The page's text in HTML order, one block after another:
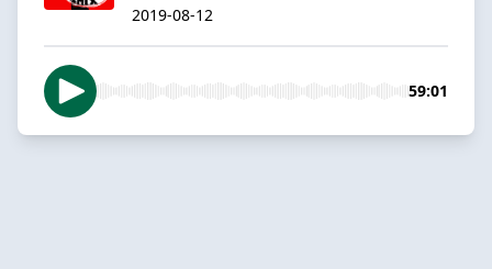
2019-08-12
59:01